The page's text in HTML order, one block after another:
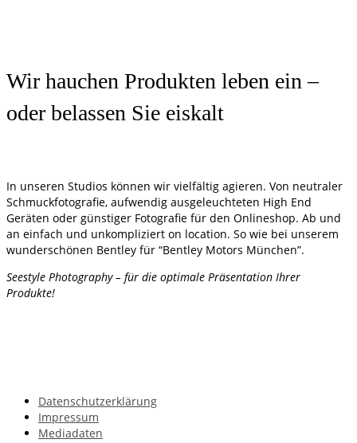
Wir hauchen Produkten leben ein –
oder belassen Sie eiskalt
In unseren Studios können wir vielfältig agieren. Von neutraler
Schmuckfotografie, aufwendig ausgeleuchteten High End
Geräten oder günstiger Fotografie für den Onlineshop. Ab und
an einfach und unkompliziert on location. So wie bei unserem
wunderschönen Bentley für “Bentley Motors München”.
Seestyle Photography – für die optimale Präsentation Ihrer
Produkte!
Datenschutzerklärung
Impressum
Mediadaten